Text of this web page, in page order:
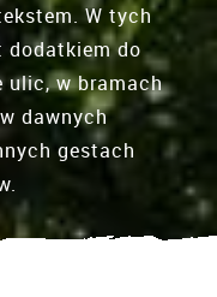
W tych
do
ulic, w bramach
dawnych
gestach